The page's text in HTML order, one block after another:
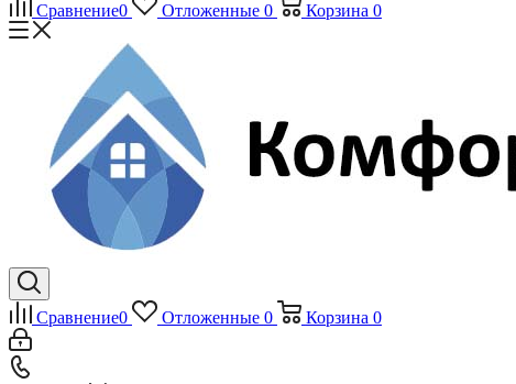
Сравнение0 Отложенные 0 Корзина 0
Сравнение0 Отложенные 0 Корзина 0